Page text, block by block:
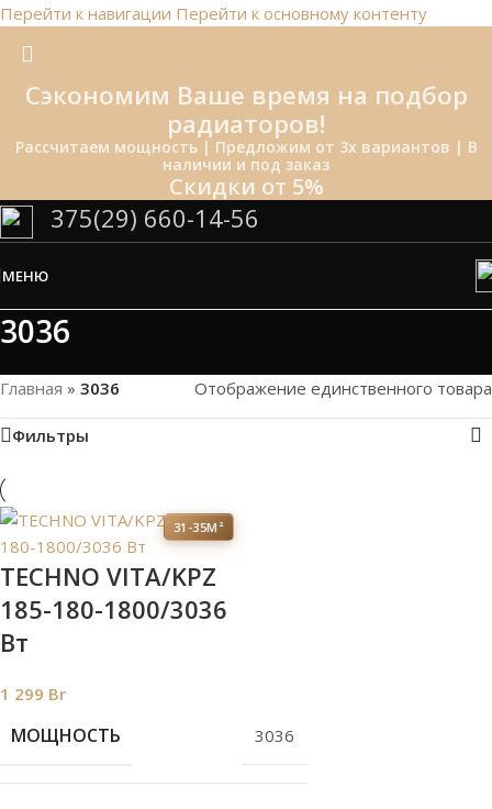
Перейти к навигации Перейти к основному контенту
Сэкономим Ваше время на подбор
радиаторов!
Рассчитаем мощность | Предложим от 3х вариантов | В
наличии и под заказ
Скидки от 5%
375(29) 660-14-56
МЕНЮ
3036
Главная » 3036 Отображение единственного товара
Фильтры
31-35М²
TECHNO VITA/KPZ
185-180-1800/3036
Вт
1 299 Br
МОЩНОСТЬ 3036